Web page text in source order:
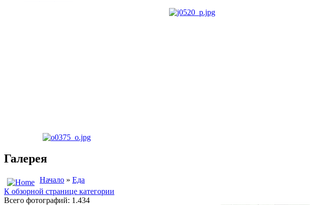
Галерея
Начало » Еда
К обзорной странице категории
Всего фотографий: 1.434